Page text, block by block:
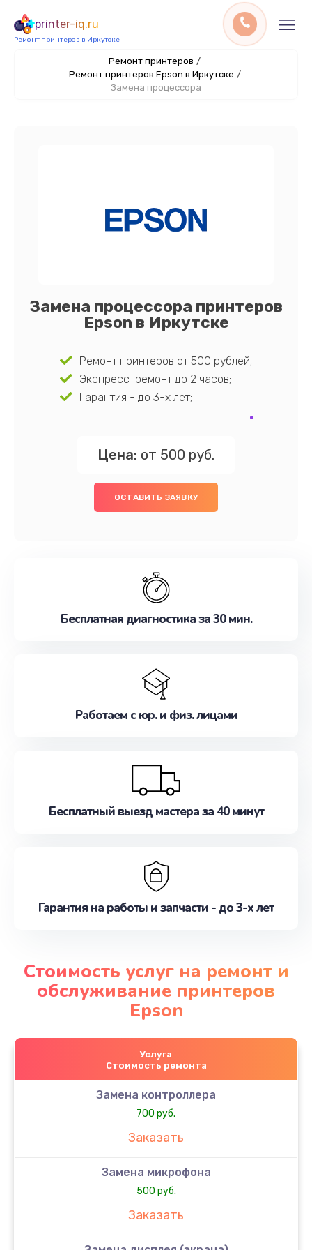
printer-iq.ru
Ремонт принтеров в Иркутске
Ремонт принтеров /
Ремонт принтеров Epson в Иркутске /
Замена процессора
Замена процессора принтеров
Epson в Иркутске
Ремонт принтеров от 500 рублей;
Экспресс-ремонт до 2 часов;
Гарантия - до 3-х лет;
Цена: от 500 руб.
ОСТАВИТЬ ЗАЯВКУ
Бесплатная диагностика за 30 мин.
Работаем с юр. и физ. лицами
Бесплатный выезд мастера за 40 минут
Гарантия на работы и запчасти - до 3-х лет
Стоимость услуг на ремонт и
обслуживание принтеров
Epson
Услуга
Стоимость ремонта
Замена контроллера
700 руб.
Заказать
Замена микрофона
500 руб.
Заказать